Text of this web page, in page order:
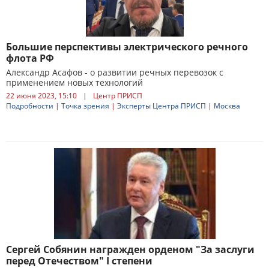
Большие перспективы электрического речного
флота РФ
Александр Асафов - о развитии речных перевозок с
применением новых технологий
22 июня 2023, 15:10 |
Центр ПРИСП
Подробности | Точка зрения | Эксперты Центра ПРИСП | Москва
Сергей Собянин награжден орденом "За заслуги
перед Отечеством" I степени